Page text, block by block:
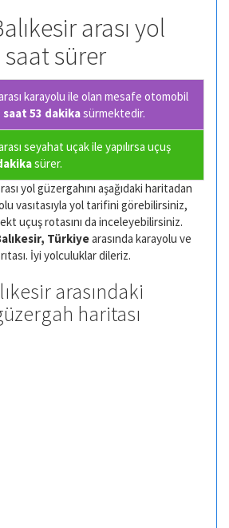
arası yol
sürer
karayolu ile olan mesafe otomobil
saat 53 dakikasürmektedir.
seyahat uçak ile yapılırsa uçuş
sürer.
yol güzergahını aşağıdaki haritadan
vasıtasıyla yol tarifini görebilirsiniz,
uçuş rotasını da inceleyebilirsiniz.
Türkiyearasında karayolu ve
İyi yolculuklar dileriz.
arasındaki
haritası